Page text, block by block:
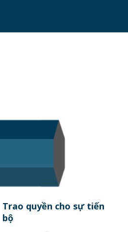
Trao quyền cho sự tiến
bộ